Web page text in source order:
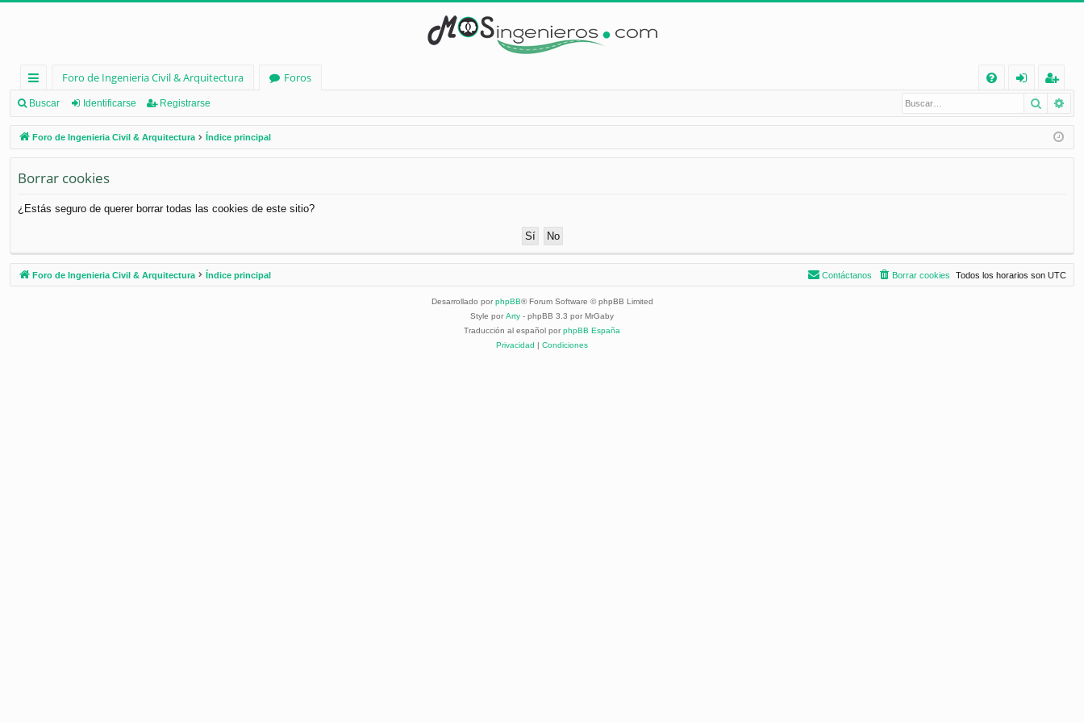
nl
ac
es
rá
pi
os
Foro de Ingenieria Civil & Arquitectura
Foros
Q
nt
ifi
eg
ist
ra
Buscar Identificarse Registrarse Buscar
Foro de Ingenieria Civil & Arquitectura Índice principal
Borrar cookies
¿Estás seguro de querer borrar todas las cookies de este sitio?
Foro de Ingenieria Civil & Arquitectura Índice principal Todos los horarios son UTC
Borrar cookies
Contáctanos
Desarrollado por phpBB® Forum Software © phpBB Limited
Style por Arty - phpBB 3.3 por MrGaby
Traducción al español por phpBB España
Privacidad | Condiciones